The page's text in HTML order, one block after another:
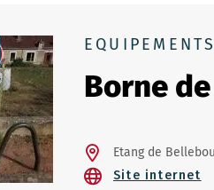
Borne
Etang de
Site internet